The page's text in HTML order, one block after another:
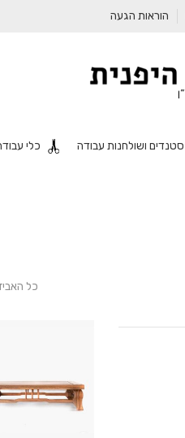
הוראות הגעה
סטנדים ושולחנות עבודה כלי
כל